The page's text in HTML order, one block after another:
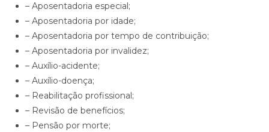
– Aposentadoria especial;
– Aposentadoria por idade;
– Aposentadoria por tempo de contribuição;
– Aposentadoria por invalidez;
– Auxílio-acidente;
– Auxílio-doença;
– Reabilitação profissional;
– Revisão de benefícios;
– Pensão por morte;